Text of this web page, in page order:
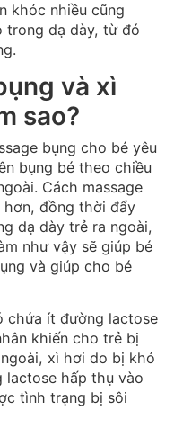
khóc nhiều cũng
trong dạ dày, từ đó
và xì
sao?
bụng cho bé yêu
bụng bé theo chiều
Cách massage
đồng thời đẩy
dạ dày trẻ ra ngoài,
như vậy sẽ giúp bé
và giúp cho bé
chứa ít đường lactose
khiến cho trẻ bị
xì hơi do bị khó
lactose hấp thụ vào
tình trạng bị sôi